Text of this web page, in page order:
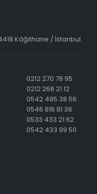
Kâğıthane / İstanbul
0212 270 78 95
0212 268 21 12
0542 495 38 56
0546 816 81 38
0533 433 21 62
0542 433 99 50